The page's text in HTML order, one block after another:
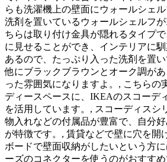
らも洗濯機上の壁面にウォールシェル
洗剤を置いているウォールシェルフ
ちらは取り付け金具が隠れるタイプ
に見せることができ、インテリアに
あるので、たっぷり入った洗剤を置
他にブラックブラウンとオーク調が
った雰囲気になりますよ。, こちらの
ディースペースに、IKEAのスコーデ
を活用しています。, スコーディスシ
物入れなどの付属品が豊富で、自分
が特徴です。, 賃貸などで壁に穴を開
ボードで壁面収納がしたいという方
ーズのコネクターを使うのがおすす